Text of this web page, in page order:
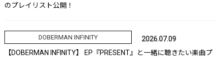
のプレイリスト公開！
DOBERMAN INFINITY
2026.07.09
【DOBERMAN INFINITY】 EP『PRESENT』と一緒に聴きたい楽曲プ